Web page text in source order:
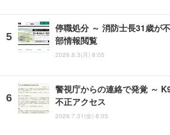
停職処分 ～ 消防士長31歳が
部情報閲覧
2026.8.3(月) 8:05
警視庁からの連絡で発覚 ～
不正アクセス
2026.7.31(金) 8:05